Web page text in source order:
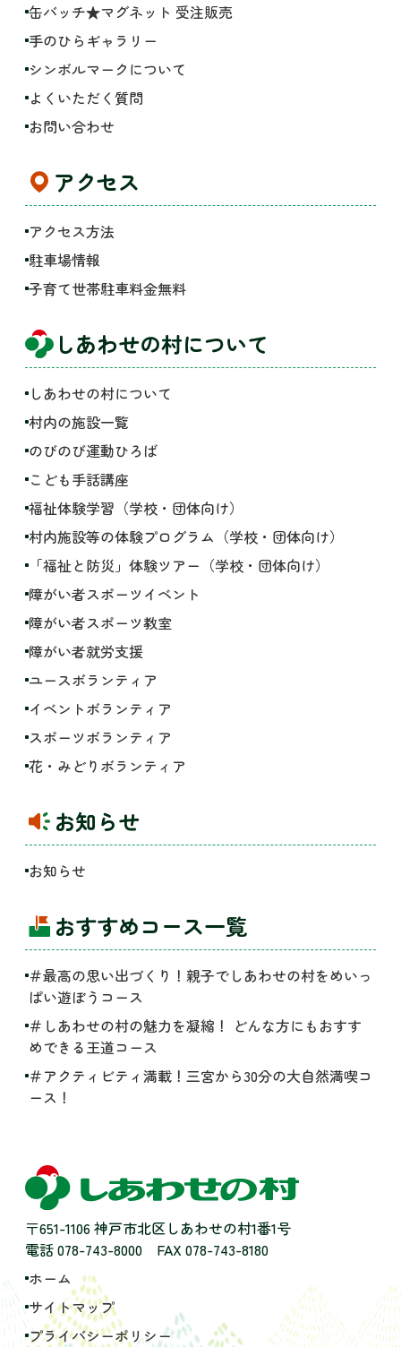
缶バッチ★マグネット 受注販売
手のひらギャラリー
シンボルマークについて
よくいただく質問
お問い合わせ
アクセス
アクセス方法
駐車場情報
子育て世帯駐車料金無料
しあわせの村について
しあわせの村について
村内の施設一覧
のびのび運動ひろば
こども手話講座
福祉体験学習（学校・団体向け）
村内施設等の体験プログラム（学校・団体向け）
「福祉と防災」体験ツアー（学校・団体向け）
障がい者スポーツイベント
障がい者スポーツ教室
障がい者就労支援
ユースボランティア
イベントボランティア
スポーツボランティア
花・みどりボランティア
お知らせ
お知らせ
おすすめコース一覧
＃最高の思い出づくり！親子でしあわせの村をめいっ
ぱい遊ぼうコース
＃しあわせの村の魅力を凝縮！ どんな方にもおすす
めできる王道コース
＃アクティビティ満載！三宮から30分の大自然満喫コ
ース！
〒651-1106 神戸市北区しあわせの村1番1号
電話 078-743-8000
FAX 078-743-8180
ホーム
サイトマップ
プライバシーポリシー